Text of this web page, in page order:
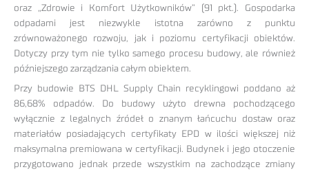
oraz „Zdrowie i Komfort Użytkowników” (91 pkt.). Gospodarka
odpadami jest niezwykle istotna zarówno z punktu
zrównoważonego rozwoju, jak i poziomu certyfikacji obiektów.
Dotyczy przy tym nie tylko samego procesu budowy, ale również
późniejszego zarządzania całym obiektem.
Przy budowie BTS DHL Supply Chain recyklingowi poddano aż
86,68% odpadów. Do budowy użyto drewna pochodzącego
wyłącznie z legalnych źródeł o znanym łańcuchu dostaw oraz
materiałów posiadających certyfikaty EPD w ilości większej niż
maksymalna premiowana w certyfikacji. Budynek i jego otoczenie
przygotowano jednak przede wszystkim na zachodzące zmiany